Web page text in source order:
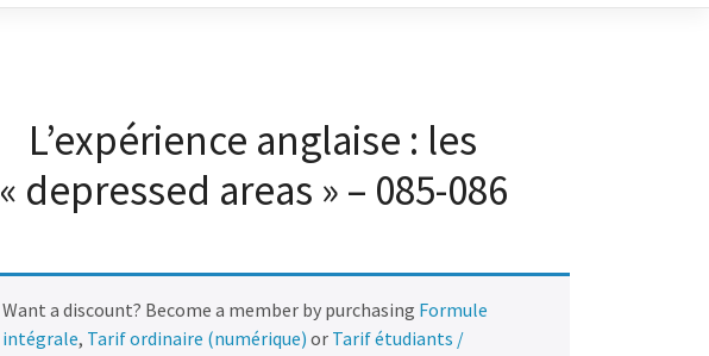
L’expérience anglaise : les
« depressed areas » – 085-086
Want a discount? Become a member by purchasing Formule
intégrale, Tarif ordinaire (numérique) or Tarif étudiants /